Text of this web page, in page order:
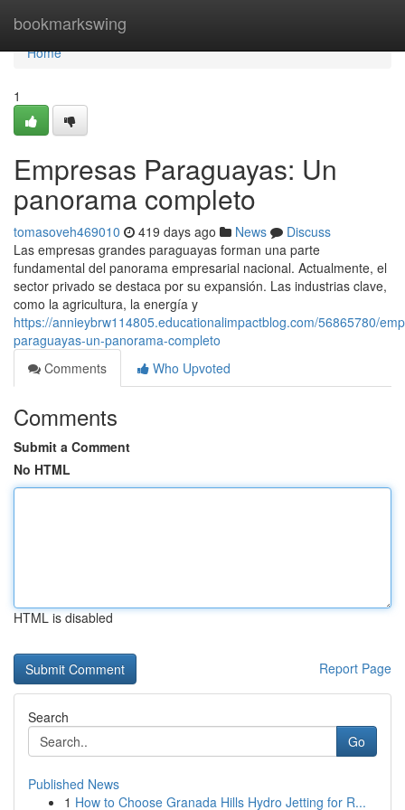
bookmarkswing
Home
Home
1
Empresas Paraguayas: Un
panorama completo
tomasoveh469010 419 days ago News
Discuss
Las empresas grandes paraguayas forman una parte
fundamental del panorama empresarial nacional. Actualmente, el
sector privado se destaca por su expansión. Las industrias clave,
como la agricultura, la energía y
https://annieybrw114805.educationalimpactblog.com/56865780/
paraguayas-un-panorama-completo
Comments
Who Upvoted
Comments
Submit a Comment
No HTML
HTML is disabled
Report Page
Search
Go
Published News
1 How to Choose Granada Hills Hydro Jetting for R...